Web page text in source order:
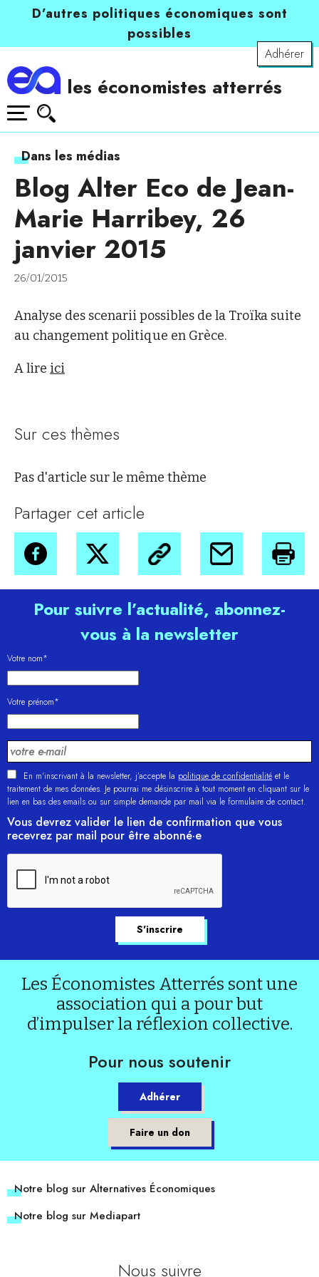
D’autres politiques économiques sont
possibles
Adhérer
les économistes atterrés
Dans les médias
Blog Alter Eco de Jean-
Marie Harribey, 26
janvier 2015
26/01/2015
Analyse des scenarii possibles de la Troïka suite
au changement politique en Grèce.
A lire ici
Sur ces thèmes
Pas d'article sur le même thème
Partager cet article
Pour suivre l’actualité, abonnez-
vous à la newsletter
Votre nom*
Votre prénom*
En m'inscrivant à la newsletter, j’accepte la politique de confidentialité et le
traitement de mes données. Je pourrai me désinscrire à tout moment en cliquant sur le
lien en bas des emails ou sur simple demande par mail via le formulaire de contact.
Vous devrez valider le lien de confirmation que vous
recevrez par mail pour être abonné·e
Les Économistes Atterrés sont une
association qui a pour but
d’impulser la réflexion collective.
Pour nous soutenir
Adhérer
Faire un don
Notre blog sur Alternatives Économiques
Notre blog sur Mediapart
Nous suivre